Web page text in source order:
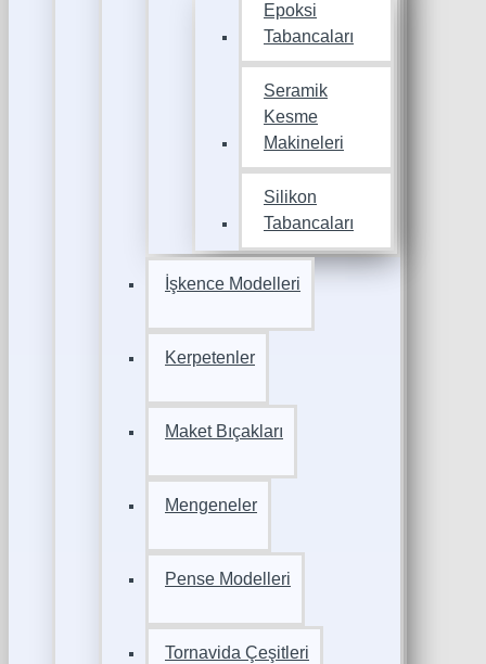
Epoksi
Tabancaları
Seramik
Kesme
Makineleri
Silikon
Tabancaları
İşkence Modelleri
Kerpetenler
Maket Bıçakları
Mengeneler
Pense Modelleri
Tornavida Çeşitleri